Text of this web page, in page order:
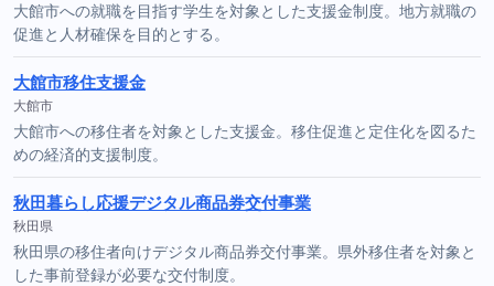
大館市への就職を目指す学生を対象とした支援金制度。地方就職の
促進と人材確保を目的とする。
大館市移住支援金
大館市
大館市への移住者を対象とした支援金。移住促進と定住化を図るた
めの経済的支援制度。
秋田暮らし応援デジタル商品券交付事業
秋田県
秋田県の移住者向けデジタル商品券交付事業。県外移住者を対象と
した事前登録が必要な交付制度。